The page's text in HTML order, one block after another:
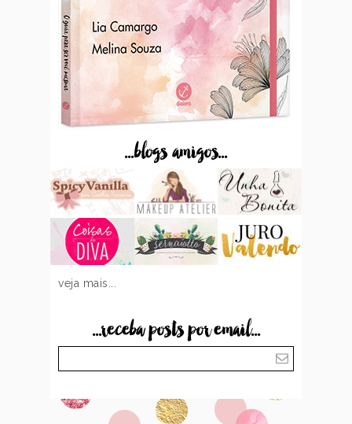
...blogs amigos...
veja mais...
...receba posts por email...